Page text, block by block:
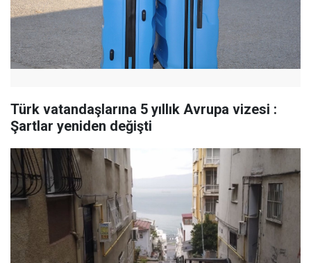
Türk vatandaşlarına 5 yıllık Avrupa vizesi :
Şartlar yeniden değişti